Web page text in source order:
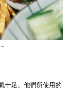
十足。他們所使用的